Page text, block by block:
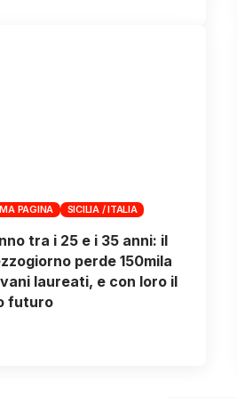
PAGINA SICILIA / ITALIA
tra i 25 e i 35 anni: il
perde 150mila
laureati, e con loro il
futuro